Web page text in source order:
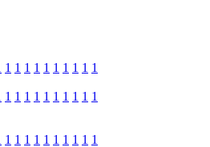
1 1 1 1 1 1 1 1 1 1
1 1 1 1 1 1 1 1 1 1
1 1 1 1 1 1 1 1 1 1